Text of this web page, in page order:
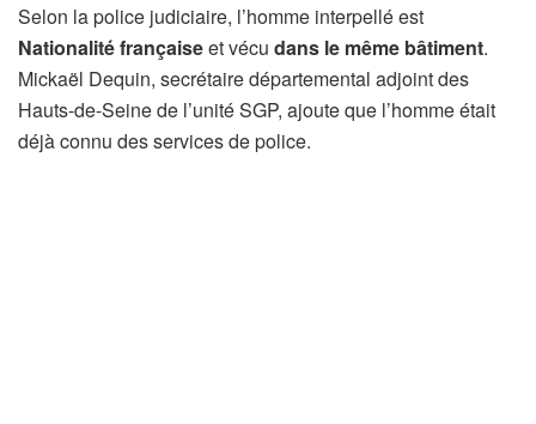
Selon la police judiciaire, l’homme interpellé est
Nationalité françaiseet vécu dans le même bâtiment.
Mickaël Dequin, secrétaire départemental adjoint des
Hauts-de-Seine de l’unité SGP, ajoute que l’homme était
déjà connu des services de police.